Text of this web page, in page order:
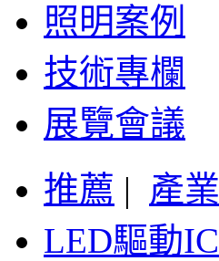
照明案例
技術專欄
展覽會議
推薦 | 產業
LED驅動IC